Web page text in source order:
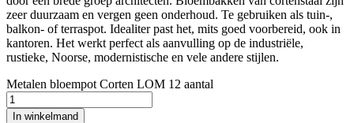
zeer duurzaam en vergen geen onderhoud. Te gebruiken als tuin-,
balkon- of terraspot. Idealiter past het, mits goed voorbereid, ook in
kantoren. Het werkt perfect als aanvulling op de industriële,
rustieke, Noorse, modernistische en vele andere stijlen.
Metalen bloempot Corten LOM 12 aantal
In winkelmand